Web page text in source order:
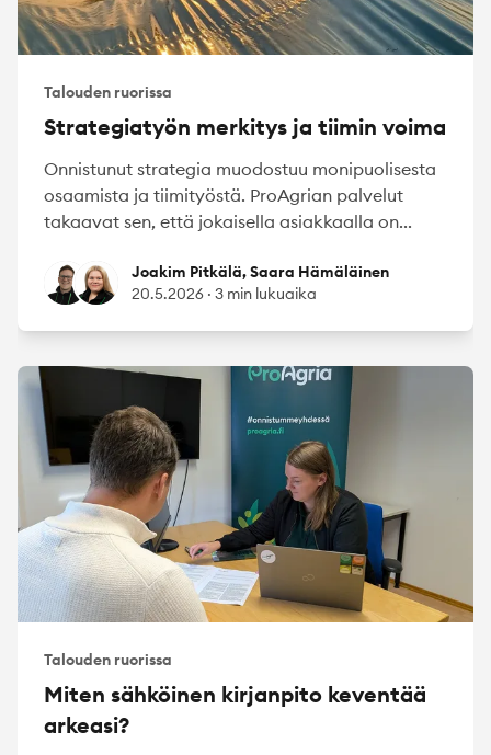
Talouden ruorissa
Strategiatyön merkitys ja tiimin voima
Onnistunut strategia muodostuu monipuolisesta
osaamista ja tiimityöstä. ProAgrian palvelut
takaavat sen, että jokaisella asiakkaalla on...
Joakim Pitkälä
Saara Hämäläinen
Joakim Pitkälä, Saara Hämäläinen
20.5.2026 · 3 min lukuaika
Talouden ruorissa
Miten sähköinen kirjanpito keventää
arkeasi?